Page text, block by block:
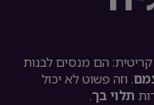
הם מנסים לבנות
. וזה פשוט לא יכול
תלוי בך.